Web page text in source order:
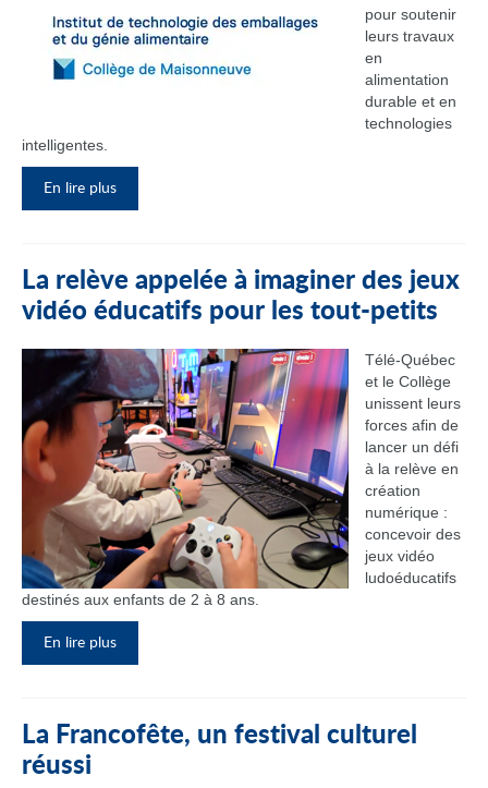
pour soutenir
leurs travaux
en
alimentation
durable et en
technologies
intelligentes.
En lire plus
La relève appelée à imaginer des jeux
vidéo éducatifs pour les tout-petits
Télé-Québec
et le Collège
unissent leurs
forces afin de
lancer un défi
à la relève en
création
numérique :
concevoir des
jeux vidéo
ludoéducatifs
destinés aux enfants de 2 à 8 ans.
En lire plus
La Francofête, un festival culturel
réussi